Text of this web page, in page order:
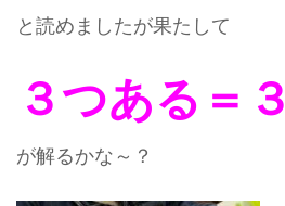
と読めましたが果たして
３つある＝３
が解るかな～？